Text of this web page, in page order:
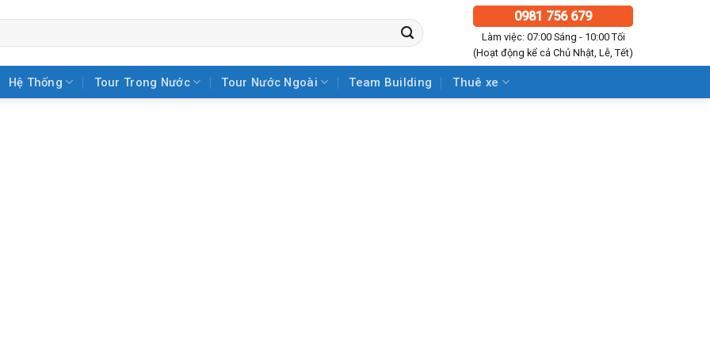
0981 756 679
Làm việc: 07:00 Sáng - 10:00 Tối
(Hoạt động kể cả Chủ Nhật, Lễ, Tết)
Hệ Thống Tour Trong Nước Tour Nước Ngoài Team Building Thuê xe